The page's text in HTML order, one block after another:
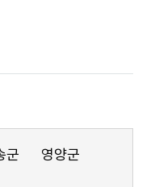
군
영양군